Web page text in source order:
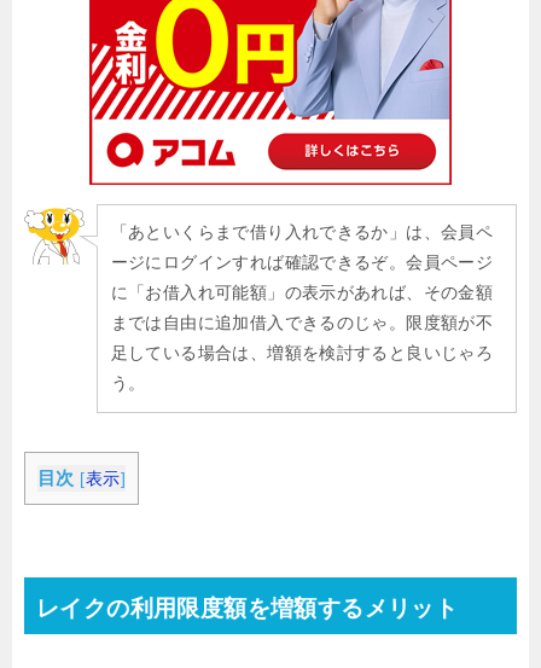
「あといくらまで借り入れできるか」は、会員ペ
ージにログインすれば確認できるぞ。会員ページ
に「お借入れ可能額」の表示があれば、その金額
までは自由に追加借入できるのじゃ。限度額が不
足している場合は、増額を検討すると良いじゃろ
う。
目次 [表示]
レイクの利用限度額を増額するメリット